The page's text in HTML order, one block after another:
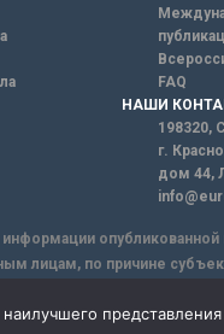
FAQ
НАШИ
198320,
г.
дом 44,
лицам, по причине
представления